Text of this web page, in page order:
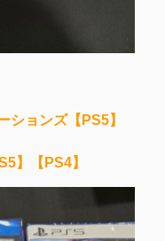
ションズ【PS5】
】【PS4】